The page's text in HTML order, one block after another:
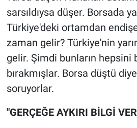
sarsıldıysa düşer. Borsada
Türkiye'deki ortamdan
zaman gelir? Türkiye'nin
gelir. Şimdi bunların hepsini
bırakmışlar. Borsa düştü
soruyorlar.
"GERÇEĞE AYKIRI BİLGİ